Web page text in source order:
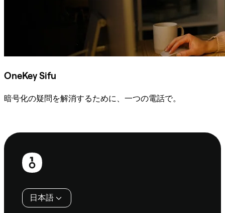
OneKey Sifu
暗号化の疑問を解消するために、一つの電話で。
フ
日本語